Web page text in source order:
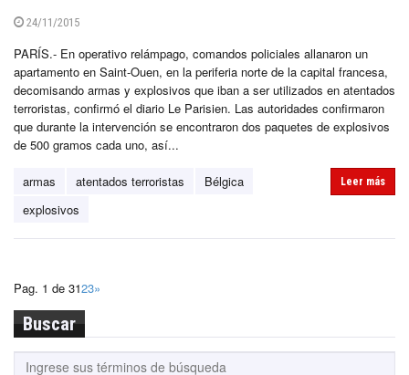
24/11/2015
PARÍS.- En operativo relámpago, comandos policiales allanaron un
apartamento en Saint-Ouen, en la periferia norte de la capital francesa,
decomisando armas y explosivos que iban a ser utilizados en atentados
terroristas, confirmó el diario Le Parisien. Las autoridades confirmaron
que durante la intervención se encontraron dos paquetes de explosivos
de 500 gramos cada uno, así...
armas atentados terroristas
Bélgica
explosivos
Leer más
Pag. 1 de 3123»
Buscar